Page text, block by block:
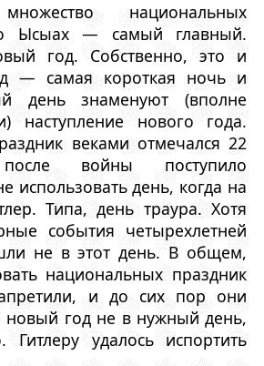
национальных
Ысыах — самый главный.
год. Собственно, это и
— самая короткая ночь и
день знаменуют (вполне
наступление нового года.
веками отмечался 22
войны поступило
использовать день, когда на
Типа, день траура. Хотя
события четырехлетней
не в этот день. В общем,
национальных праздник
и до сих пор они
новый год не в нужный день,
Гитлеру удалось испортить